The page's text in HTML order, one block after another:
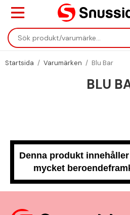
Startsida / Varumärken / Blu Bar
BLU
Denna produkt
mycket